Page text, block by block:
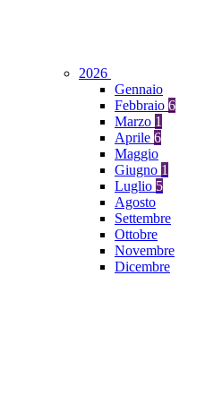
2026
Gennaio
Febbraio 6
Marzo 1
Aprile 6
Maggio
Giugno 1
Luglio 5
Agosto
Settembre
Ottobre
Novembre
Dicembre